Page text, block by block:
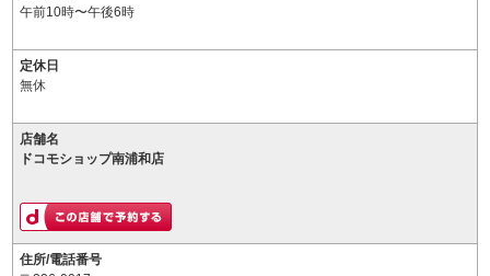
午前10時〜午後6時
定休日
無休
店舗名
ドコモショップ南浦和店
住所/電話番号